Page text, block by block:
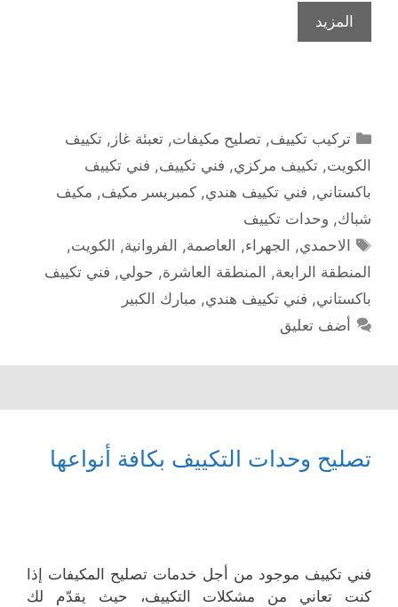
المزيد
التصنيفات
تركيب تكييف,تصليح مكيفات,تعبئة غاز ,تكييف
الكويت, تكييف مركزي, فني تكييف, فني تكييف
باكستاني, فني تكييف هندي, كمبريسر مكيف, مكيف
شباك, وحدات تكييف
الوسوم
الاحمدي, الجهراء, العاصمة, الفروانية, الكويت,
المنطقة الرابعة, المنطقة العاشرة, حولي, فني تكييف
باكستاني, فني تكييف هندي, مبارك الكبير
أضف تعليق
تصليح وحدات التكييف بكافة أنواعها
فني تكييف موجود من أجل خدمات تصليح المكيفات إذا
كنت تعاني من مشكلات التكييف، حيث يقدّم لك